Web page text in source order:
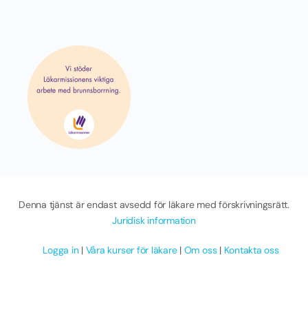
Denna tjänst är endast avsedd för läkare med förskrivningsrätt.
Juridisk information
Logga in| Våra kurser för läkare| Om oss| Kontakta oss